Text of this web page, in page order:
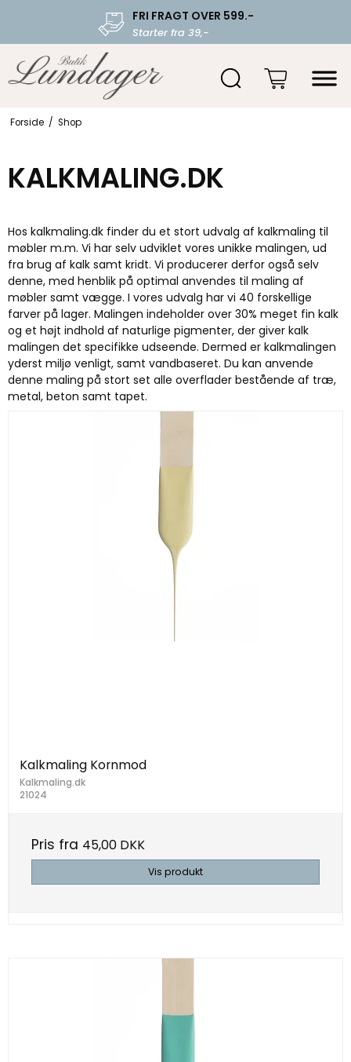
FRI FRAGT OVER 599.-
Starter fra 39,-
Forside / Shop
KALKMALING.DK
Hos kalkmaling.dk finder du et stort udvalg af kalkmaling til
møbler m.m. Vi har selv udviklet vores unikke malingen, ud
fra brug af kalk samt kridt. Vi producerer derfor også selv
denne, med henblik på optimal anvendes til maling af
møbler samt vægge. I vores udvalg har vi 40 forskellige
farver på lager. Malingen indeholder over 30% meget fin kalk
og et højt indhold af naturlige pigmenter, der giver kalk
malingen det specifikke udseende. Dermed er kalkmalingen
yderst miljø venligt, samt vandbaseret. Du kan anvende
denne maling på stort set alle overflader bestående af træ,
metal, beton samt tapet.
Kalkmaling Kornmod
Kalkmaling.dk
21024
Pris fra 45,00 DKK
Vis produkt